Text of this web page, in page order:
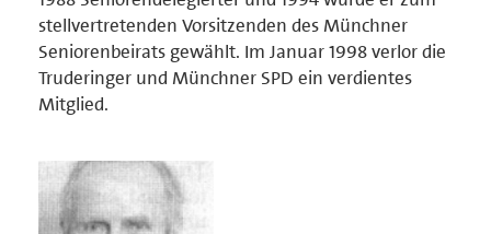
stellvertretenden Vorsitzenden des Münchner
Seniorenbeirats gewählt. Im Januar 1998 verlor die
Truderinger und Münchner SPD ein verdientes
Mitglied.